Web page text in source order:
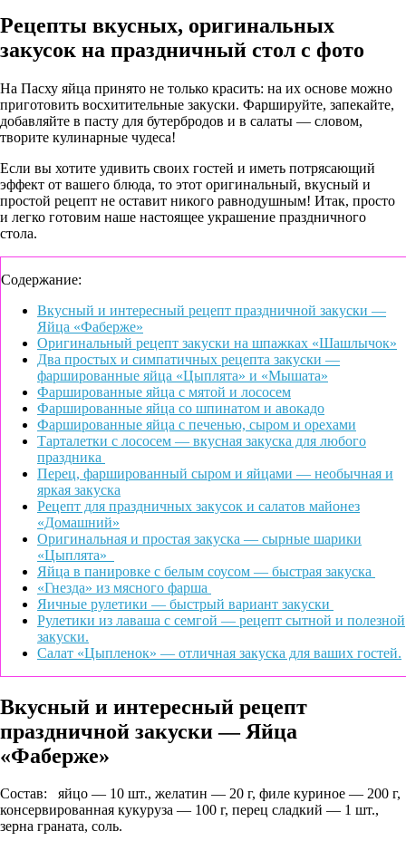
Рецепты вкусных, оригинальных
закусок на праздничный стол с фото
На Пасху яйца принято не только красить: на их основе можно
приготовить восхитительные закуски. Фаршируйте, запекайте,
добавляйте в пасту для бутербродов и в салаты — словом,
творите кулинарные чудеса!
Если вы хотите удивить своих гостей и иметь потрясающий
эффект от вашего блюда, то этот оригинальный, вкусный и
простой рецепт не оставит никого равнодушным! Итак, просто
и легко готовим наше настоящее украшение праздничного
стола.
Содержание:
Вкусный и интересный рецепт праздничной закуски —
Яйца «Фаберже»
Оригинальный рецепт закуски на шпажках «Шашлычок»
Два простых и симпатичных рецепта закуски —
фаршированные яйца «Цыплята» и «Мышата»
Фаршированные яйца с мятой и лососем
Фаршированные яйца со шпинатом и авокадо
Фаршированные яйца с печенью, сыром и орехами
Тарталетки с лососем — вкусная закуска для любого
праздника
Перец, фаршированный сыром и яйцами — необычная и
яркая закуска
Рецепт для праздничных закусок и салатов майонез
«Домашний»
Оригинальная и простая закуска — сырные шарики
«Цыплята»
Яйца в панировке с белым соусом — быстрая закуска
«Гнезда» из мясного фарша
Яичные рулетики — быстрый вариант закуски
Рулетики из лаваша с семгой — рецепт сытной и полезной
закуски.
Салат «Цыпленок» — отличная закуска для ваших гостей.
Вкусный и интересный рецепт
праздничной закуски — Яйца
«Фаберже»
Состав:
яйцо — 10 шт., желатин — 20 г, филе куриное — 200 г,
консервированная кукуруза — 100 г, перец сладкий — 1 шт.,
зерна граната, соль.